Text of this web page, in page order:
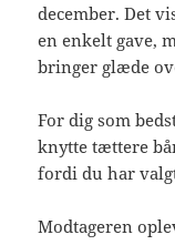
december. Det
en enkelt gave,
bringer glæde
For dig som
knytte tættere
fordi du har
Modtageren